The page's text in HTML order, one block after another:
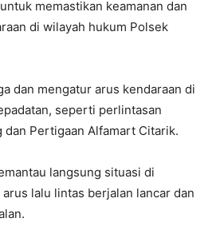
memastikan keamanan dan
di wilayah hukum Polsek
dan mengatur arus kendaraan di
seperti perlintasan
dan Pertigaan Alfamart Citarik.
langsung situasi di
lalu lintas berjalan lancar dan